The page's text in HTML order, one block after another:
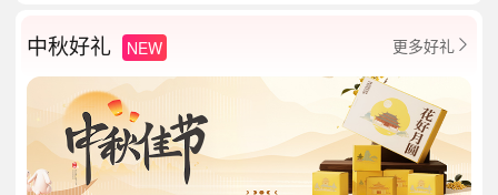
中秋好礼 NEW 更多好礼 